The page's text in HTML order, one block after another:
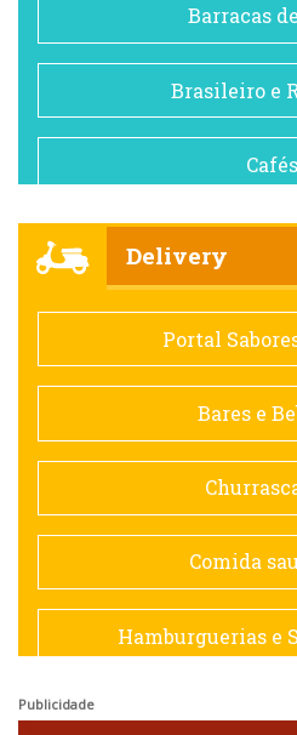
Barracas
Brasileiro e
Cafés
Comida
Delivery
Portal
Bares e
Comida
Hamburguerias e
Publicidade